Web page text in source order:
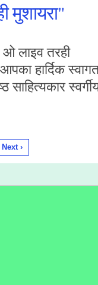
मुशायरा"
लाइव तरही
हार्दिक
साहित्यकार
Next ›